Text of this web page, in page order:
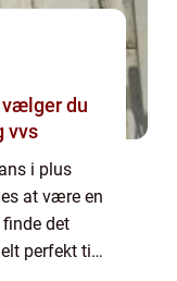
vvs
i plus
at være en
det
perfekt til